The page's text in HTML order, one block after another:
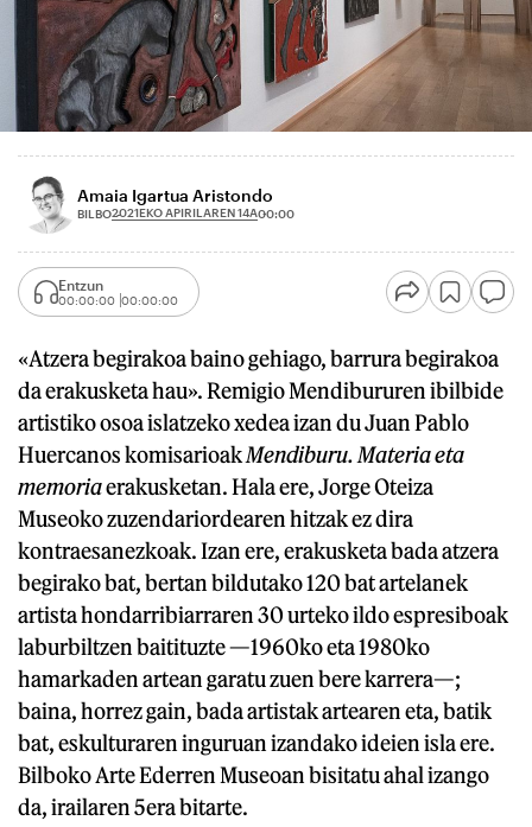
Amaia Igartua Aristondo
BILBO2021EKO APIRILAREN 14A00:00
Entzun
00:00:00 00:00:00
«Atzera begirakoa baino gehiago, barrura begirakoa
da erakusketa hau». Remigio Mendibururen ibilbide
artistiko osoa islatzeko xedea izan du Juan Pablo
Huercanos komisarioakMendiburu. Materia eta
memoriaerakusketan. Hala ere, Jorge Oteiza
Museoko zuzendariordearen hitzak ez dira
kontraesanezkoak. Izan ere, erakusketa bada atzera
begirako bat, bertan bildutako 120 bat artelanek
artista hondarribiarraren 30 urteko ildo espresiboak
laburbiltzen baitituzte —1960ko eta 1980ko
hamarkaden artean garatu zuen bere karrera—;
baina, horrez gain, bada artistak artearen eta, batik
bat, eskulturaren inguruan izandako ideien isla ere.
Bilboko Arte Ederren Museoan bisitatu ahal izango
da, irailaren 5era bitarte.